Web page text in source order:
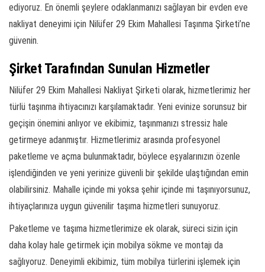
ediyoruz. En önemli şeylere odaklanmanızı sağlayan bir evden eve
nakliyat deneyimi için Nilüfer 29 Ekim Mahallesi Taşınma Şirketi’ne
güvenin.
Şirket Tarafından Sunulan Hizmetler
Nilüfer 29 Ekim Mahallesi Nakliyat Şirketi olarak, hizmetlerimiz her
türlü taşınma ihtiyacınızı karşılamaktadır. Yeni evinize sorunsuz bir
geçişin önemini anlıyor ve ekibimiz, taşınmanızı stressiz hale
getirmeye adanmıştır. Hizmetlerimiz arasında profesyonel
paketleme ve açma bulunmaktadır, böylece eşyalarınızın özenle
işlendiğinden ve yeni yerinize güvenli bir şekilde ulaştığından emin
olabilirsiniz. Mahalle içinde mi yoksa şehir içinde mi taşınıyorsunuz,
ihtiyaçlarınıza uygun güvenilir taşıma hizmetleri sunuyoruz.
Paketleme ve taşıma hizmetlerimize ek olarak, süreci sizin için
daha kolay hale getirmek için mobilya sökme ve montajı da
sağlıyoruz. Deneyimli ekibimiz, tüm mobilya türlerini işlemek için